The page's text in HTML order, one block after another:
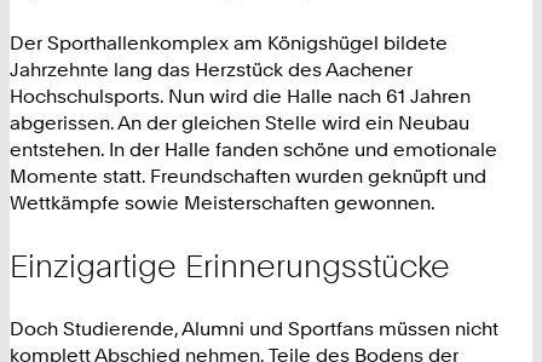
Der Sporthallenkomplex am Königshügel bildete
Jahrzehnte lang das Herzstück des Aachener
Hochschulsports. Nun wird die Halle nach 61 Jahren
abgerissen. An der gleichen Stelle wird ein Neubau
entstehen. In der Halle fanden schöne und emotionale
Momente statt. Freundschaften wurden geknüpft und
Wettkämpfe sowie Meisterschaften gewonnen.
Einzigartige Erinnerungsstücke
Doch Studierende, Alumni und Sportfans müssen nicht
komplett Abschied nehmen. Teile des Bodens der